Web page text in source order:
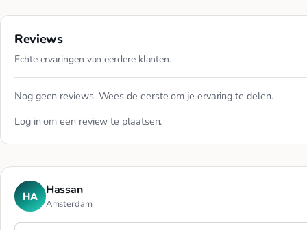
Reviews
Echte ervaringen van eerdere klanten.
Nog geen reviews. Wees de eerste om je ervaring te delen.
Log in om een review te plaatsen.
HA Hassan
Amsterdam